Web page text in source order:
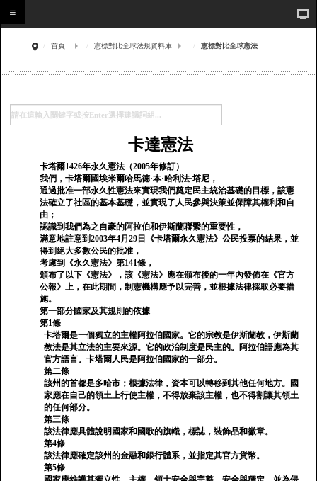
首頁 憲標對比全球法規資料庫 憲標對比全球憲法
卡達憲法
卡塔爾1426年永久憲法（2005年修訂）
我們，卡塔爾國埃米爾哈馬德·本·哈利法·塔尼，
通過批准一部永久性憲法來實現我們奠定民主統治基礎的目標，該憲
法確立了社區的基本基礎，並實現了人民參與決策並保障其權利和自
由；
認識到我們為之自豪的阿拉伯和伊斯蘭聯繫的重要性，
滿意地註意到2003年4月29日《卡塔爾永久憲法》公民投票的結果，並
得到絕大多數公民的批准，
考慮到《永久憲法》第141條，
頒布了以下《憲法》，該《憲法》應在頒布後的一年內發佈在《官方
公報》上，在此期間，制憲機構應予以完善，並根據法律採取必要措
施。
第一部分國家及其規則的依據
第1條
卡塔爾是一個獨立的主權阿拉伯國家。它的宗教是伊斯蘭教，伊斯蘭
教法是其立法的主要來源。它的政治制度是民主的。阿拉伯語應為其
官方語言。卡塔爾人民是阿拉伯國家的一部分。
第二條
該州的首都是多哈市；根據法律，資本可以轉移到其他任何地方。國
家應在自己的領土上行使主權，不得放棄該主權，也不得割讓其領土
的任何部分。
第三條
該法律應具體說明國家和國歌的旗幟，標誌，裝飾品和徽章。
第4條
該法律應確定該州的金融和銀行體系，並指定其官方貨幣。
第5條